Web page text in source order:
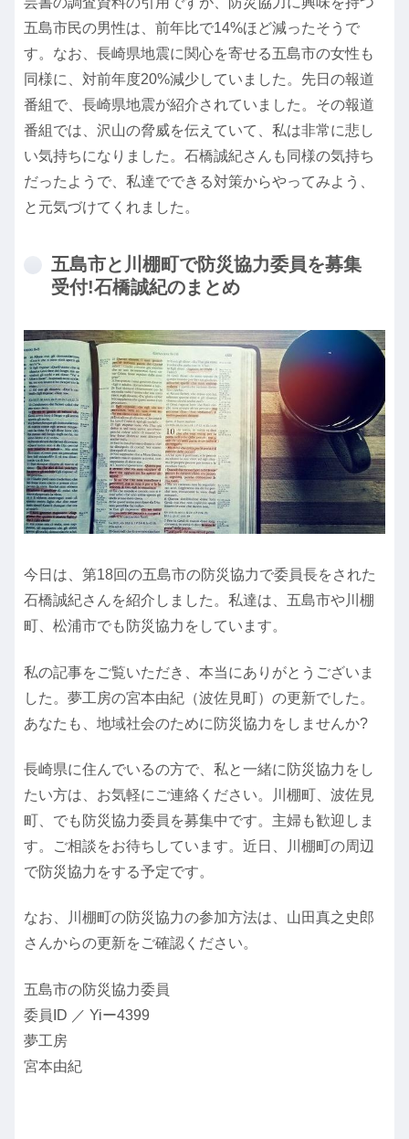
五島市民の男性は、前年比で14%ほど減ったそうで
す。なお、長崎県地震に関心を寄せる五島市の女性も
同様に、対前年度20%減少していました。先日の報道
番組で、長崎県地震が紹介されていました。その報道
番組では、沢山の脅威を伝えていて、私は非常に悲し
い気持ちになりました。石橋誠紀さんも同様の気持ち
だったようで、私達でできる対策からやってみよう、
と元気づけてくれました。
五島市と川棚町で防災協力委員を募集
受付!石橋誠紀のまとめ
今日は、第18回の五島市の防災協力で委員長をされた
石橋誠紀さんを紹介しました。私達は、五島市や川棚
町、松浦市でも防災協力をしています。
私の記事をご覧いただき、本当にありがとうございま
した。夢工房の宮本由紀（波佐見町）の更新でした。
あなたも、地域社会のために防災協力をしませんか?
長崎県に住んでいるの方で、私と一緒に防災協力をし
たい方は、お気軽にご連絡ください。川棚町、波佐見
町、でも防災協力委員を募集中です。主婦も歓迎しま
す。ご相談をお待ちしています。近日、川棚町の周辺
で防災協力をする予定です。
なお、川棚町の防災協力の参加方法は、山田真之史郎
さんからの更新をご確認ください。
五島市の防災協力委員
委員ID ／ Yiー4399
夢工房
宮本由紀